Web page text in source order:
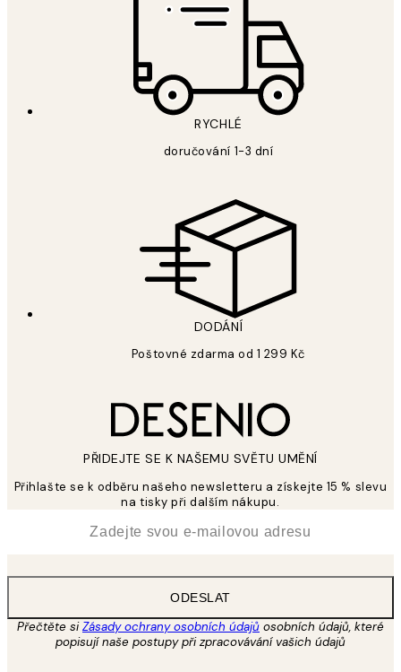
RYCHLÉ
doručování 1-3 dní
DODÁNÍ
Poštovné zdarma od 1 299 Kč
PŘIDEJTE SE K NAŠEMU SVĚTU UMĚNÍ
Přihlašte se k odběru našeho newsletteru a získejte 15 % slevu
na tisky při dalším nákupu.
ODESLAT
Přečtěte siZásady ochrany osobních údajů osobních údajů, které
popisují naše postupy při zpracovávání vašich údajů